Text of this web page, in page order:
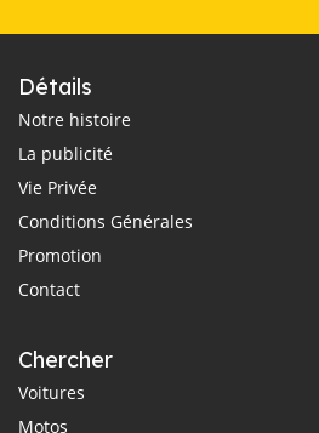
Détails
Notre histoire
La publicité
Vie Privée
Conditions Générales
Promotion
Contact
Chercher
Voitures
Motos